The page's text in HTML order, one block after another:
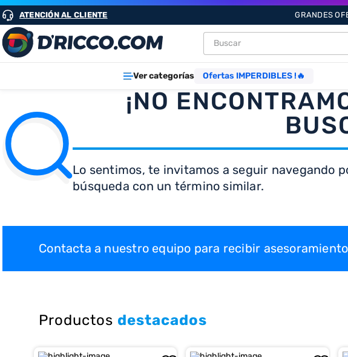
ATENCIÓN AL CLIENTE GRANDES
Buscar
Ver categorías Ofertas IMPERDIBLES !🔥
¡NO
Lo sentimos, te invitamos a seguir navegando
búsqueda con un término similar.
Contacta a nuestro equipo para recibir
Productos destacados
TÉRMINOS MÁS BUSCADOS
1. heladeras
2. lavarropas
4. cocinas
5 microondas
6